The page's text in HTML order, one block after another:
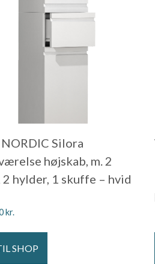
Silora
højskab, m. 2
2 hylder, 1 skuffe – hvid
kr.
SHOP